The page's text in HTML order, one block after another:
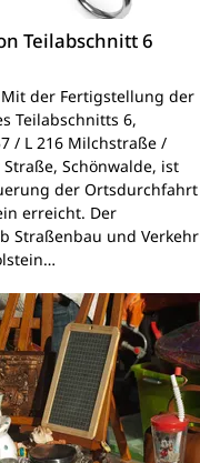
Teilabschnitt 6
der Fertigstellung der
Teilabschnitts 6,
/ L 216 Milchstraße /
Schönwalde, ist
der Ortsdurchfahrt
erreicht. Der
Straßenbau und Verkehr